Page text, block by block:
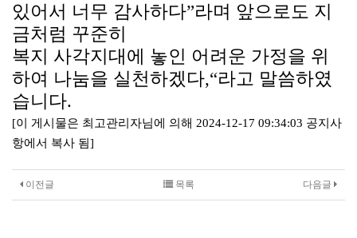
있어서 너무 감사하다”라며 앞으로도 지
금처럼 꾸준히
복지 사각지대에 놓인 어려운 가정을 위
하여 나눔을 실천하겠다,“라고 말씀하였
습니다.
[이 게시물은 최고관리자님에 의해 2024-12-17 09:34:03 공지사
항에서 복사 됨]
이전글 다음글
목록